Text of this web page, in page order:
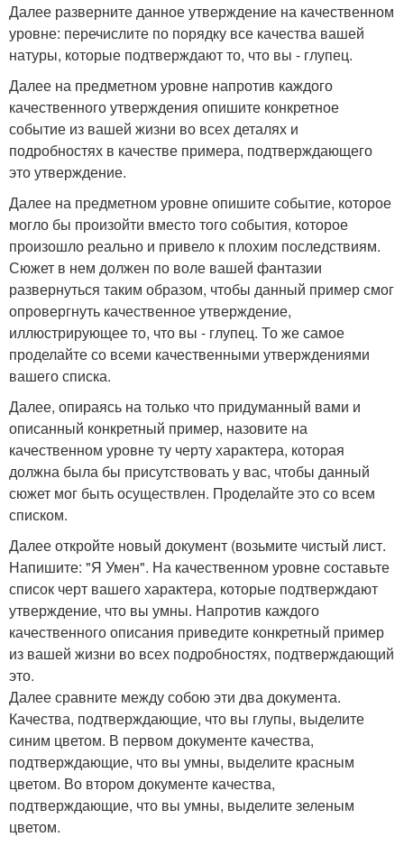
Далее разверните данное утверждение на качественном
уровне: перечислите по порядку все качества вашей
натуры, которые подтверждают то, что вы - глупец.
Далее на предметном уровне напротив каждого
качественного утверждения опишите конкретное
событие из вашей жизни во всех деталях и
подробностях в качестве примера, подтверждающего
это утверждение.
Далее на предметном уровне опишите событие, которое
могло бы произойти вместо того события, которое
произошло реально и привело к плохим последствиям.
Сюжет в нем должен по воле вашей фантазии
развернуться таким образом, чтобы данный пример смог
опровергнуть качественное утверждение,
иллюстрирующее то, что вы - глупец. То же самое
проделайте со всеми качественными утверждениями
вашего списка.
Далее, опираясь на только что придуманный вами и
описанный конкретный пример, назовите на
качественном уровне ту черту характера, которая
должна была бы присутствовать у вас, чтобы данный
сюжет мог быть осуществлен. Проделайте это со всем
списком.
Далее откройте новый документ (возьмите чистый лист.
Напишите: "Я Умен". На качественном уровне составьте
список черт вашего характера, которые подтверждают
утверждение, что вы умны. Напротив каждого
качественного описания приведите конкретный пример
из вашей жизни во всех подробностях, подтверждающий
это.
Далее сравните между собою эти два документа.
Качества, подтверждающие, что вы глупы, выделите
синим цветом. В первом документе качества,
подтверждающие, что вы умны, выделите красным
цветом. Во втором документе качества,
подтверждающие, что вы умны, выделите зеленым
цветом.